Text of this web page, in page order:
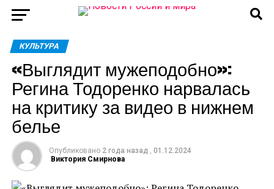
КУЛЬТУРА
«Выглядит мужеподобно»:
Регина Тодоренко нарвалась
на критику за видео в нижнем
белье
Опубликовано 2 года назад , 01.12.2024
Виктория Смирнова